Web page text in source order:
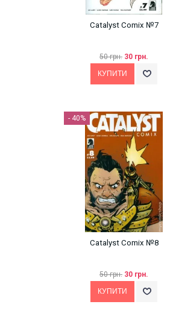
Catalyst Comix №7
50 грн. 30 грн.
- 40%
Catalyst Comix №8
50 грн. 30 грн.